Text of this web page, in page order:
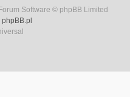
Software © phpBB Limited
phpBB.pl